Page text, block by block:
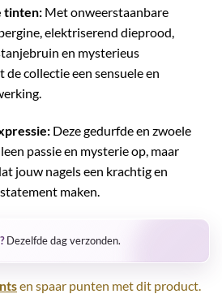
tinten:Met onweerstaanbare
elektriserend dieprood,
en mysterieus
collectie een sensuele en
Deze gedurfde en zwoele
passie en mysterie op, maar
jouw nagels een krachtig en
maken.
Dezelfde dag verzonden.
en spaar punten met dit product.